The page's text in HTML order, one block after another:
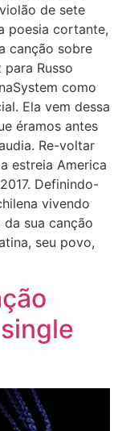
de sete
poesia cortante,
canção sobre
Russo
como
Ela vem dessa
éramos antes
Re-voltar
estreia America
Definindo-
vivendo
sua canção
seu povo,